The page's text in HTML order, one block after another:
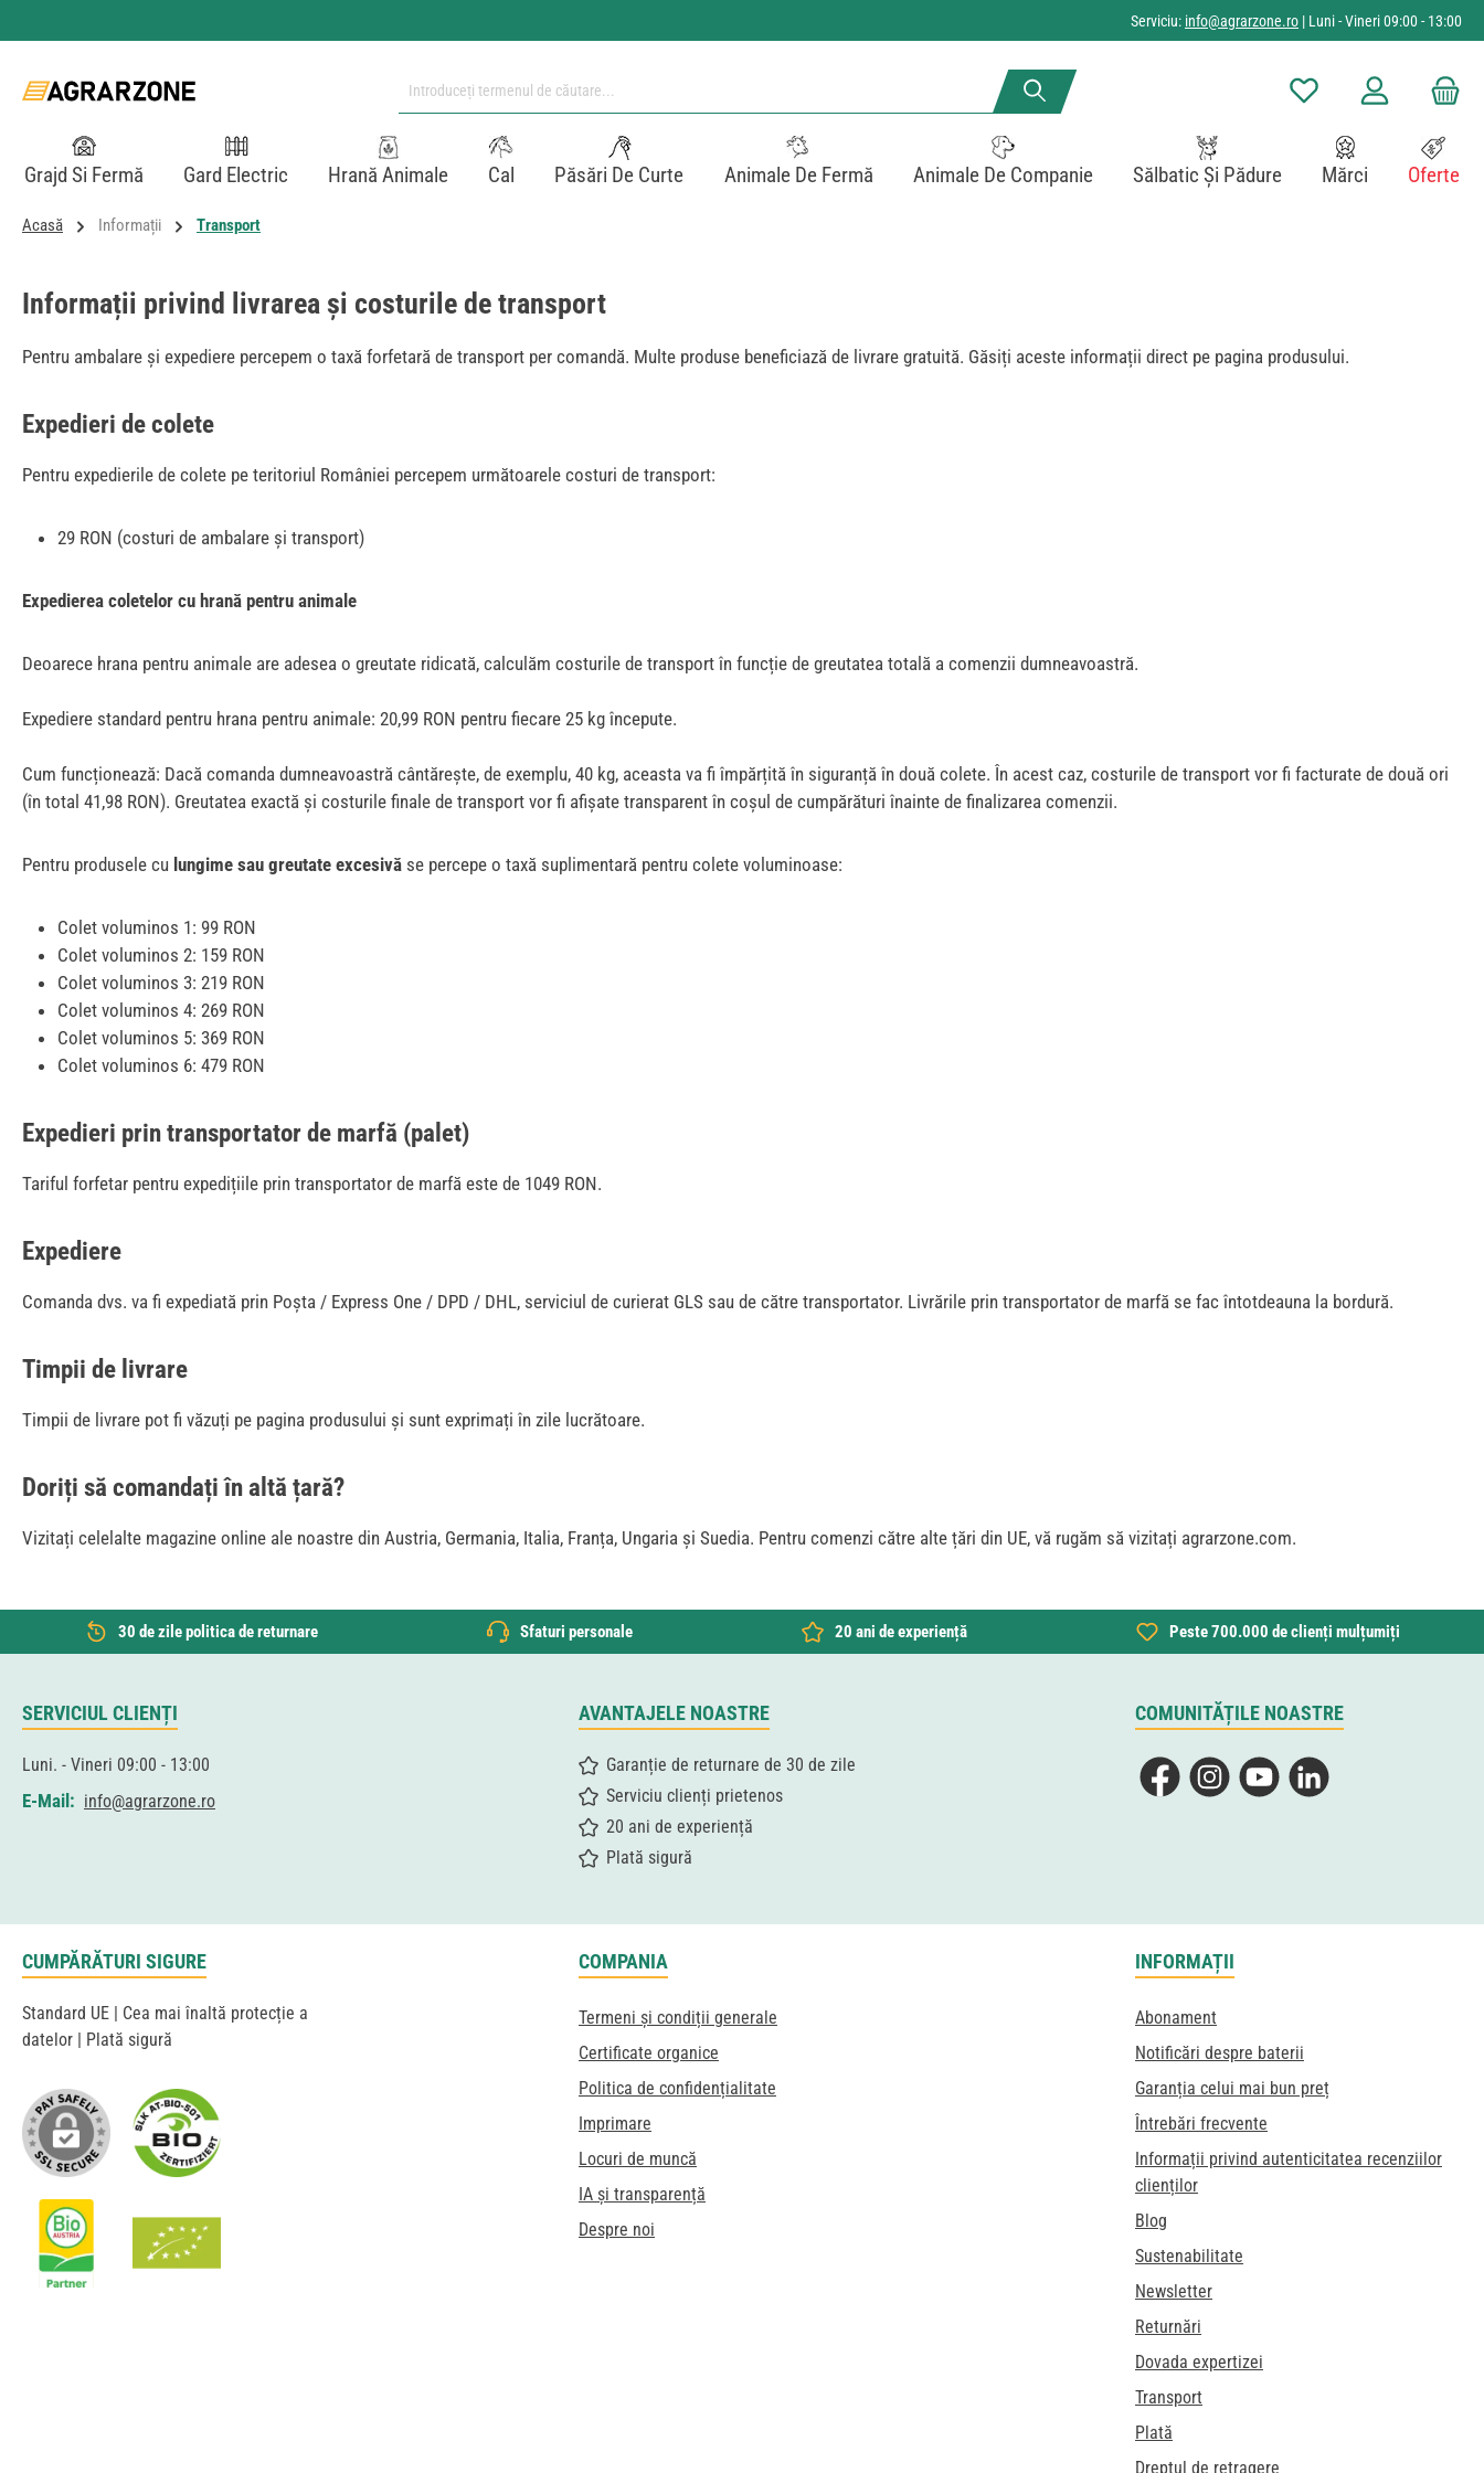
Serviciu: info@agrarzone.ro | Luni - Vineri 09:00 - 13:00
Aveți 0 articole din lista
Grajd Si Fermă Gard Electric Hrană Animale Cal Păsări De Curte Animale De Fermă Animale De Companie Sălbatic Și Pădure Mărci Oferte
Acasă Informații Transport
Informații privind livrarea și costurile de transport
Pentru ambalare și expediere percepem o taxă forfetară de transport per comandă. Multe produse beneficiază de livrare gratuită. Găsiți aceste informații direct pe pagina produsului.
Expedieri de colete
Pentru expedierile de colete pe teritoriul României percepem următoarele costuri de transport:
29 RON (costuri de ambalare și transport)
Expedierea coletelor cu hrană pentru animale
Deoarece hrana pentru animale are adesea o greutate ridicată, calculăm costurile de transport în funcție de greutatea totală a comenzii dumneavoastră.
Expediere standard pentru hrana pentru animale: 20,99 RON pentru fiecare 25 kg începute.
Cum funcționează: Dacă comanda dumneavoastră cântărește, de exemplu, 40 kg, aceasta va fi împărțită în siguranță în două colete. În acest caz, costurile de transport vor fi facturate de două ori
(în total 41,98 RON). Greutatea exactă și costurile finale de transport vor fi afișate transparent în coșul de cumpărături înainte de finalizarea comenzii.
Pentru produsele cu lungime sau greutate excesivă se percepe o taxă suplimentară pentru colete voluminoase:
Colet voluminos 1: 99 RON
Colet voluminos 2: 159 RON
Colet voluminos 3: 219 RON
Colet voluminos 4: 269 RON
Colet voluminos 5: 369 RON
Colet voluminos 6: 479 RON
Expedieri prin transportator de marfă (palet)
Tariful forfetar pentru expedițiile prin transportator de marfă este de 1049 RON.
Expediere
Comanda dvs. va fi expediată prin Poșta / Express One / DPD / DHL, serviciul de curierat GLS sau de către transportator. Livrările prin transportator de marfă se fac întotdeauna la bordură.
Timpii de livrare
Timpii de livrare pot fi văzuți pe pagina produsului și sunt exprimați în zile lucrătoare.
Doriți să comandați în altă țară?
Vizitați celelalte magazine online ale noastre din Austria, Germania, Italia, Franța, Ungaria și Suedia. Pentru comenzi către alte țări din UE, vă rugăm să vizitați agrarzone.com.
30 de zile politica de returnare Sfaturi personale 20 ani de experiență Peste 700.000 de clienți mulțumiți
SERVICIUL CLIENȚI
Luni. - Vineri 09:00 - 13:00
E-Mail: info@agrarzone.ro
AVANTAJELE NOASTRE
Garanție de returnare de 30 de zile
Serviciu clienți prietenos
20 ani de experiență
Plată sigură
COMUNITĂȚILE NOASTRE
FacebookInstagramYouTubeLinkedIn
CUMPĂRĂTURI SIGURE
Standard UE | Cea mai înaltă protecție a
datelor | Plată sigură
COMPANIA
Termeni și condiții generale
Certificate organice
Politica de confidențialitate
Imprimare
Locuri de muncă
IA și transparență
Despre noi
INFORMAȚII
Abonament
Notificări despre baterii
Garanția celui mai bun preț
Întrebări frecvente
Informații privind autenticitatea recenziilor
clienților
Blog
Sustenabilitate
Newsletter
Returnări
Dovada expertizei
Transport
Plată
Dreptul de retragere